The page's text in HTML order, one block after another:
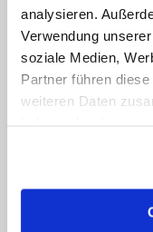
analysieren.
Verwendung
soziale Medien,
Partner führen
weiteren Daten
stellen, ob sie
Missbrauchs
Judith